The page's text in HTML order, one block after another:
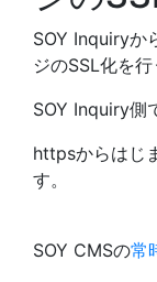
SOY Inquiryか
ジのSSL化を行
SOY Inquiry側
httpsからはじ
す。
SOY CMSの常